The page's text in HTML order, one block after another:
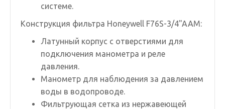
системе.
Конструкция фильтра Honeywell F76S-3/4"AAM:
Латунный корпус с отверстиями для
подключения манометра и реле
давления.
Манометр для наблюдения за давлением
воды в водопроводе.
Фильтрующая сетка из нержавеющей